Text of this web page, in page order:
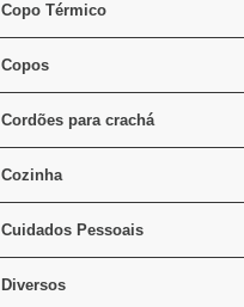
Copo Térmico
Copos
Cordões para crachá
Cozinha
Cuidados Pessoais
Diversos